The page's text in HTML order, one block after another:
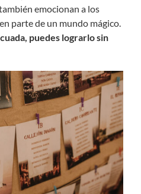
emocionan a los
parte de un mundo mágico.
puedes lograrlo sin